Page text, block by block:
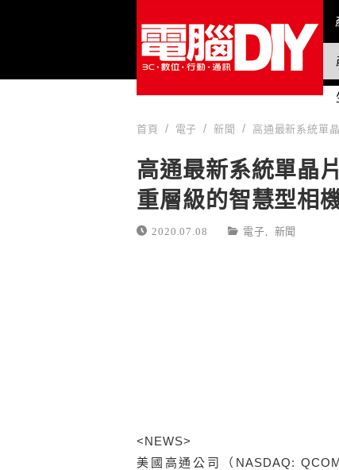
首頁 電子 新聞 高通最新系統單
高通最新系統單晶
重層級的智慧型相
2020.07.08 電子 新聞
<NEWS>
美國高通公司（ NASDAQ: